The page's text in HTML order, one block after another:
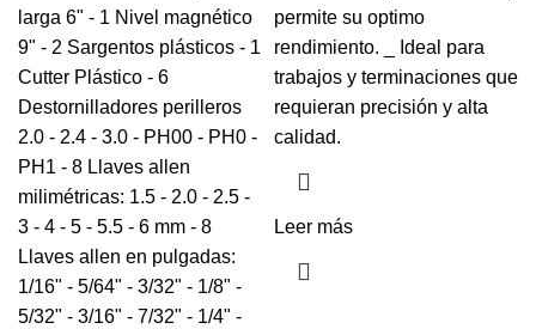
larga 6" - 1 Nivel magnético
9" - 2 Sargentos plásticos - 1
Cutter Plástico - 6
Destornilladores perilleros
2.0 - 2.4 - 3.0 - PH00 - PH0 -
PH1 - 8 Llaves allen
milimétricas: 1.5 - 2.0 - 2.5 -
3 - 4 - 5 - 5.5 - 6 mm - 8
Llaves allen en pulgadas:
1/16" - 5/64" - 3/32" - 1/8" -
5/32" - 3/16" - 7/32" - 1/4" -
permite su optimo
rendimiento. _ Ideal para
trabajos y terminaciones que
requieran precisión y alta
calidad.
Leer más